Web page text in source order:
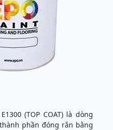
(TOP COAT) là dòng
phần đóng rắn bằng